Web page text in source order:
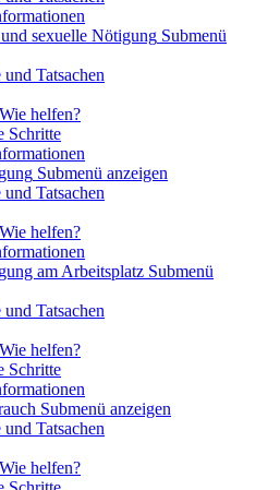
sexuelle Nötigung Submenü
Tatsachen
helfen?
Schritte
Submenü anzeigen
Tatsachen
helfen?
am Arbeitsplatz Submenü
Tatsachen
helfen?
Schritte
Submenü anzeigen
Tatsachen
helfen?